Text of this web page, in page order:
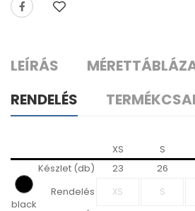
LEÍRÁS
RENDELÉS
XS S
black
Készlet (db) 23 26
Rendelés